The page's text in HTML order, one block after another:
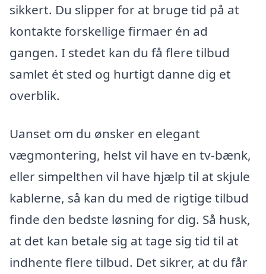
sikkert. Du slipper for at bruge tid på at
kontakte forskellige firmaer én ad
gangen. I stedet kan du få flere tilbud
samlet ét sted og hurtigt danne dig et
overblik.
Uanset om du ønsker en elegant
vægmontering, helst vil have en tv-bænk,
eller simpelthen vil have hjælp til at skjule
kablerne, så kan du med de rigtige tilbud
finde den bedste løsning for dig. Så husk,
at det kan betale sig at tage sig tid til at
indhente flere tilbud. Det sikrer, at du får